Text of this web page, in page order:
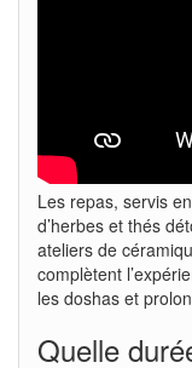
Les repas, servis
d’herbes et thés
ateliers de
complètent
les doshas et
Quelle